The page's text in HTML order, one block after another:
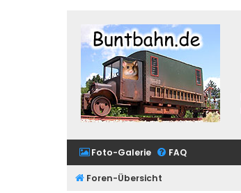
Foto-Galerie FAQ
Foren-Übersicht